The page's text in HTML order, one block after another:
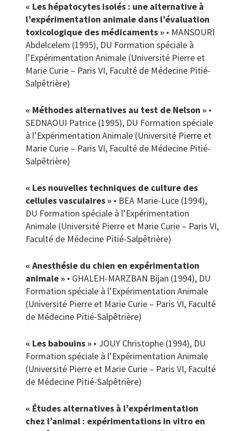
« Les hépatocytes isolés : une alternative à
l’expérimentation animale dans l’évaluation
toxicologique des médicaments » • MANSOURI
Abdelcelem (1995), DU Formation spéciale à
l’Expérimentation Animale (Université Pierre et
Marie Curie – Paris VI, Faculté de Médecine Pitié-
Salpêtrière)
« Méthodes alternatives au test de Nelson » •
SEDNAOUI Patrice (1995), DU Formation spéciale
à l’Expérimentation Animale (Université Pierre et
Marie Curie – Paris VI, Faculté de Médecine Pitié-
Salpêtrière)
« Les nouvelles techniques de culture des
cellules vasculaires » • BEA Marie-Luce (1994),
DU Formation spéciale à l’Expérimentation
Animale (Université Pierre et Marie Curie – Paris VI,
Faculté de Médecine Pitié-Salpêtrière)
« Anesthésie du chien en expérimentation
animale » • GHALEH-MARZBAN Bijan (1994), DU
Formation spéciale à l’Expérimentation Animale
(Université Pierre et Marie Curie – Paris VI, Faculté
de Médecine Pitié-Salpêtrière)
« Les babouins » • JOUY Christophe (1994), DU
Formation spéciale à l’Expérimentation Animale
(Université Pierre et Marie Curie – Paris VI, Faculté
de Médecine Pitié-Salpêtrière)
« Études alternatives à l’expérimentation
chez l’animal : expérimentations in vitro en